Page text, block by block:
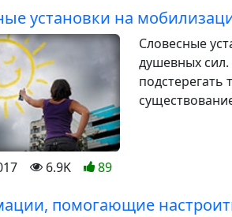
установки на
Словесные
душевных
подстерегать
6.9K 89
помогающие